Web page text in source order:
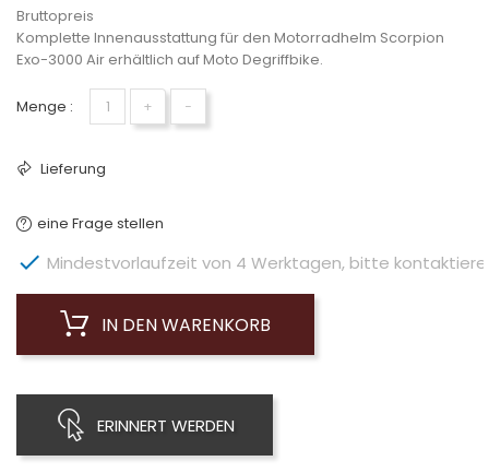
Bruttopreis
Komplette Innenausstattung für den Motorradhelm Scorpion
Exo-3000 Air erhältlich auf Moto Degriffbike.
Menge : + −
Lieferung
eine Frage stellen
 Mindestvorlaufzeit von 4 Werktagen, bitte
IN DEN WARENKORB
ERINNERT WERDEN